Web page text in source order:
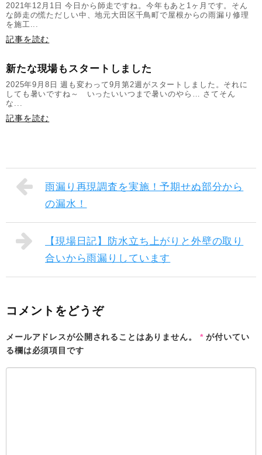
2021年12月1日 今日から師走ですね。今年もあと1ヶ月です。そん
な師走の慌ただしい中、地元大田区千鳥町で屋根からの雨漏り修理
を施工...
記事を読む
新たな現場もスタートしました
2025年9月8日 週も変わって9月第2週がスタートしました。それに
しても暑いですね～ いったいいつまで暑いのやら… さてそん
な...
記事を読む
雨漏り再現調査を実施！予期せぬ部分から
の漏水！
【現場日記】防水立ち上がりと外壁の取り
合いから雨漏りしています
コメントをどうぞ
メールアドレスが公開されることはありません。 *が付いてい
る欄は必須項目です